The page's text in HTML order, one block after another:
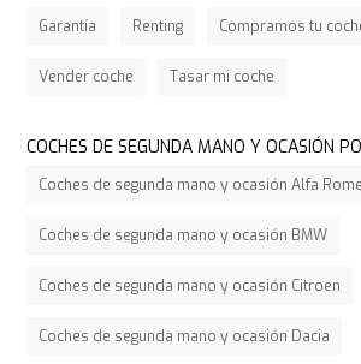
Garantía Renting Compramos tu
Vender coche Tasar mi coche
COCHES DE SEGUNDA MANO Y OCASIÓN
Coches de segunda mano y ocasión Alfa
Coches de segunda mano y ocasión BMW
Coches de segunda mano y ocasión Citroen
Coches de segunda mano y ocasión Dacia